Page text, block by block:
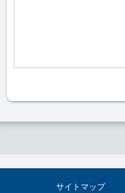
サイトマップ